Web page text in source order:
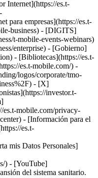
Internet](https://es.t-
para empresas](https://es.t-
business) - [DIGITS]
t-mobile-events-webinars)
enterprise) - [Gobierno]
- [Bibliotecas](https://es.t-
es.t-mobile.com/) -
logos/corporate/tmo-
- [X]
investor.t-
mobile.com/privacy-
- [Información para el
es.t-
mis Datos Personales]
) - [YouTube]
del sistema sanitario.